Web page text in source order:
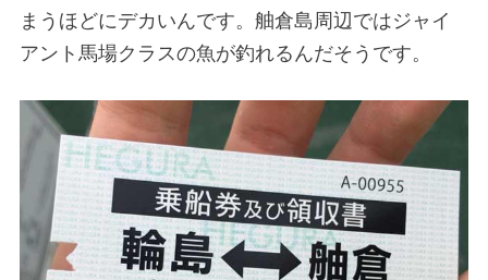
まうほどにデカいんです。舳倉島周辺ではジャイ
アント馬場クラスの魚が釣れるんだそうです。